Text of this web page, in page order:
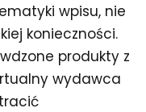
wpisu, nie
konieczności.
produkty z
wydawca